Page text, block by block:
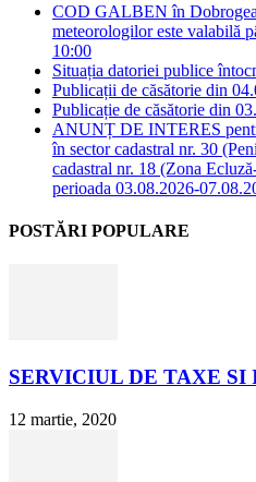
COD GALBEN în
meteorologilor este valabilă
10:00
Situația datoriei publice
Publicații de căsătorie din
Publicație de căsătorie din
ANUNȚ DE INTERES
în sector cadastral nr. 30
cadastral nr. 18 (Zona
perioada 03.08.2026-
POSTĂRI POPULARE
SERVICIUL DE TAXE SI
12 martie, 2020